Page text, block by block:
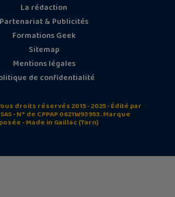
La rédaction
Partenariat & Publicités
Formations Geek
Sitemap
Mentions légales
de confidentialité
droits réservés 2015 - 2025 - Édité par
- N° de CPPAP 0621W93953. Marque
- Made in Gaillac (Tarn)